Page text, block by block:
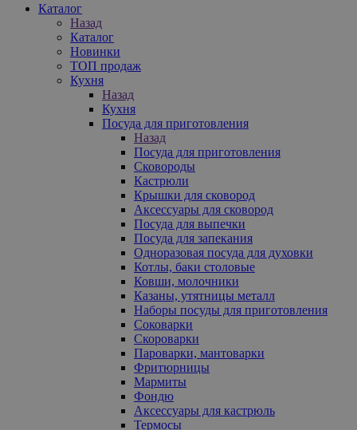
Каталог
Назад
Каталог
Новинки
ТОП продаж
Кухня
Назад
Кухня
Посуда для приготовления
Назад
Посуда для приготовления
Сковороды
Кастрюли
Крышки для сковород
Аксессуары для сковород
Посуда для выпечки
Посуда для запекания
Одноразовая посуда для духовки
Котлы, баки столовые
Ковши, молочники
Казаны, утятницы металл
Наборы посуды для приготовления
Соковарки
Скороварки
Пароварки, мантоварки
Фритюрницы
Мармиты
Фондю
Аксессуары для кастрюль
Термосы